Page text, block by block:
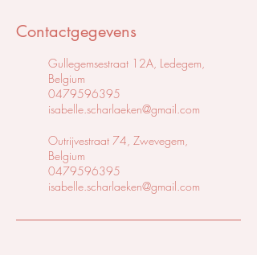
Contactgegevens
Gullegemsestraat 12A, Ledegem,
Belgium
0479596395
isabelle.scharlaeken@gmail.com
Outrijvestraat 74, Zwevegem,
Belgium
0479596395
isabelle.scharlaeken@gmail.com